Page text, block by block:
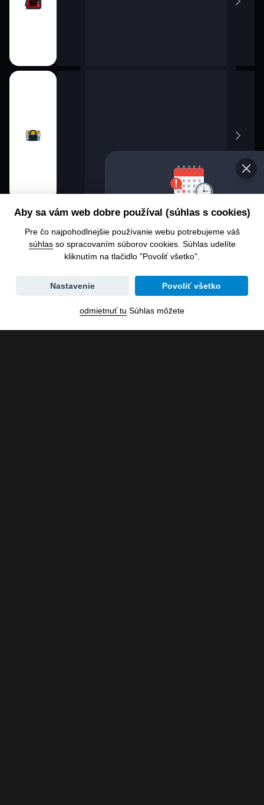
Chcete
Zmena
dátumu
Aby sa vám web dobre používal (súhlas s cookies)
Pre čo najpohodlnejšie používanie webu potrebujeme váš
súhlasso spracovaním súborov cookies. Súhlas udelíte
kliknutím na tlačidlo "Povoliť všetko".
Povoliť všetko
Nastavenie
odmietnuť tu Súhlas môžete